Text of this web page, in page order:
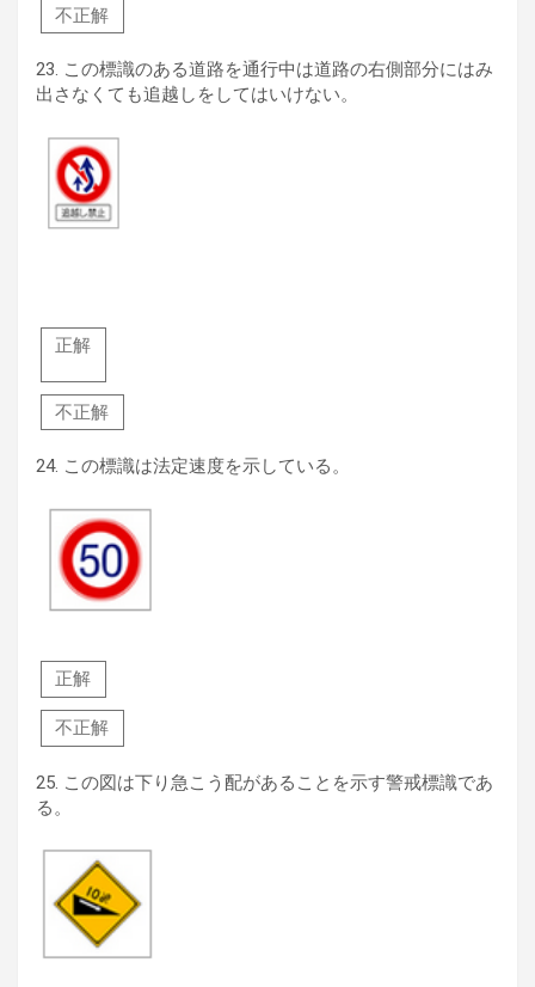
不正解
23. この標識のある道路を通行中は道路の右側部分にはみ
出さなくても追越しをしてはいけない。
正解
不正解
24. この標識は法定速度を示している。
正解
不正解
25. この図は下り急こう配があることを示す警戒標識であ
る。